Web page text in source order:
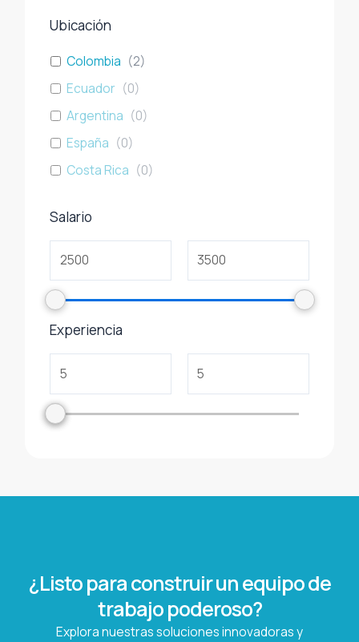
Ubicación
Colombia (2)
Ecuador (0)
Argentina (0)
España (0)
Costa Rica (0)
Salario
Experiencia
¿Listo para construir un equipo de
trabajo poderoso?
Explora nuestras soluciones innovadoras y